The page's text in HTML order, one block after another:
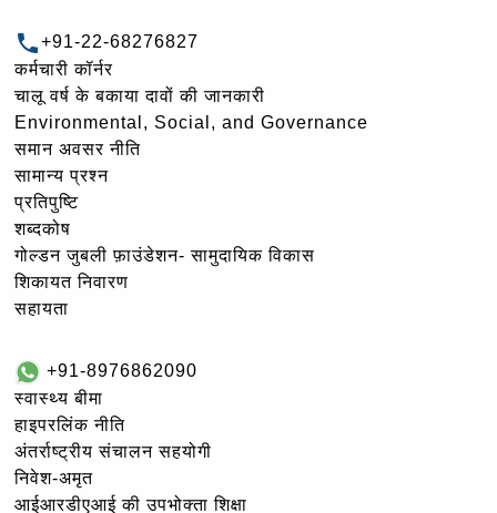
+91-22-68276827
कर्मचारी कॉर्नर
चालू वर्ष के बकाया दावों की जानकारी
Environmental, Social, and Governance
समान अवसर नीति
सामान्य प्रश्न
प्रतिपुष्टि
शब्दकोष
गोल्‍डन जुबली फ़ाउंडेशन- सामुदायिक विकास
शिकायत निवारण
सहायता
+91-8976862090
स्वास्थ्य बीमा
हाइपरलिंक नीति
अंतर्राष्ट्रीय संचालन सहयोगी
निवेश-अमृत
आईआरडीएआई की उपभोक्ता शिक्षा